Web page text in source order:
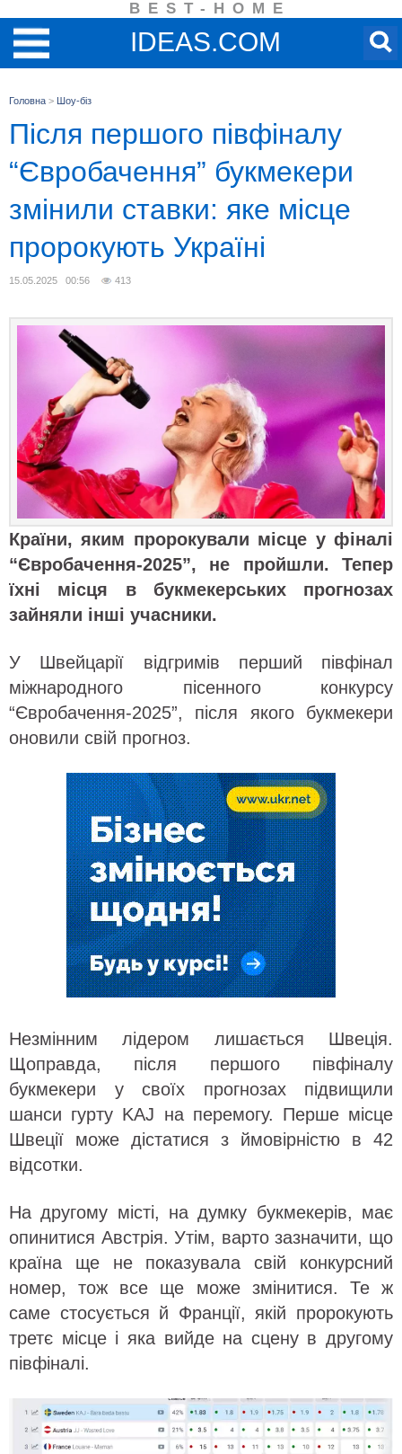
BEST-HOME
IDEAS.COM
Головна > Шоу-біз
Після першого півфіналу
“Євробачення” букмекери
змінили ставки: яке місце
пророкують Україні
15.05.2025 00:56 413
Країни, яким пророкували місце у фіналі
“Євробачення-2025”, не пройшли. Тепер
їхні місця в букмекерських прогнозах
зайняли інші учасники.
У Швейцарії відгримів перший півфінал
міжнародного пісенного конкурсу
“Євробачення-2025”, після якого букмекери
оновили свій прогноз.
Незмінним лідером лишається Швеція.
Щоправда, після першого півфіналу
букмекери у своїх прогнозах підвищили
шанси гурту KAJ на перемогу. Перше місце
Швеції може дістатися з ймовірністю в 42
відсотки.
На другому місті, на думку букмекерів, має
опинитися Австрія. Утім, варто зазначити, що
країна ще не показувала свій конкурсний
номер, тож все ще може змінитися. Те ж
саме стосується й Франції, якій пророкують
третє місце і яка вийде на сцену в другому
півфіналі.